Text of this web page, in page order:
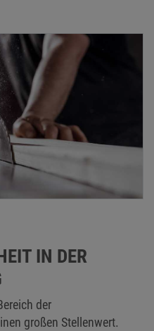
IN DER
der
großen Stellenwert.